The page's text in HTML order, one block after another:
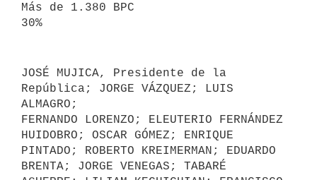
Más de 1.380 BPC
JOSÉ MUJICA, Presidente de la
República; JORGE VÁZQUEZ; LUIS
ALMAGRO;
FERNANDO LORENZO; ELEUTERIO FERNÁNDEZ
HUIDOBRO; OSCAR GÓMEZ; ENRIQUE
PINTADO; ROBERTO KREIMERMAN; EDUARDO
BRENTA; JORGE VENEGAS; TABARÉ